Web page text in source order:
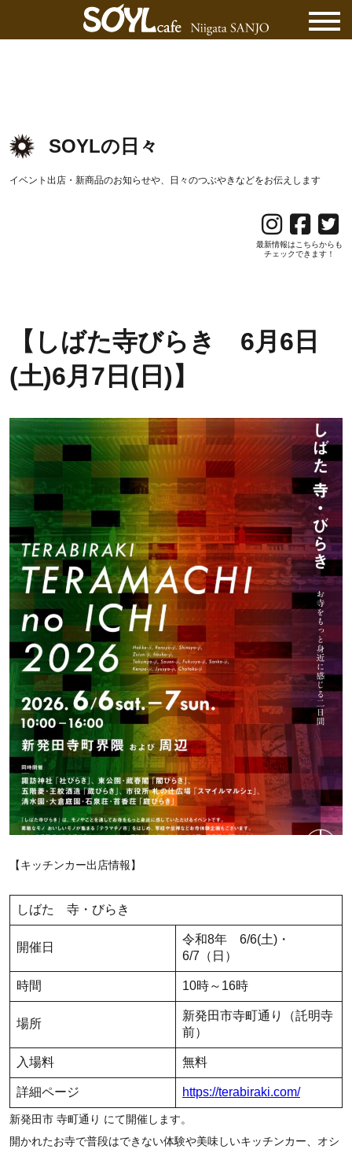
SOYLの日々
イベント出店・新商品のお知らせや、日々のつぶやきなどをお伝えします
最新情報はこちらからも
チェックできます！
【しばた寺びらき 6月6日
(土)6月7日(日)】
【キッチンカー出店情報】
しばた 寺・びらき
開催日
令和8年 6/6(土)・
6/7（日）
時間 10時～16時
場所
新発田市寺町通り（託明寺
前）
入場料 無料
詳細ページ https://terabiraki.com/
新発田市 寺町通り にて開催します。
開かれたお寺で普段はできない体験や美味しいキッチンカー、オシ